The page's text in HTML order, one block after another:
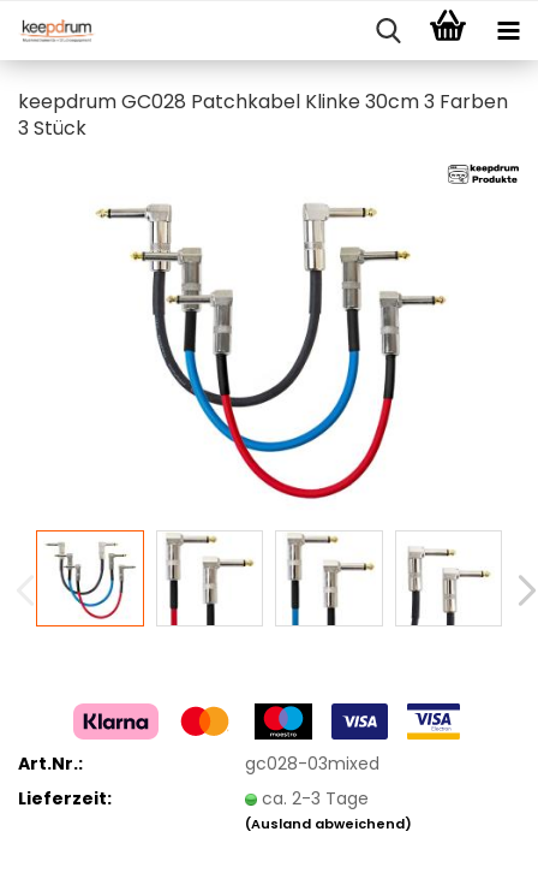
keepdrum GC028 Patchkabel Klinke 30cm 3 Farben
3 Stück
Art.Nr.:
gc028-03mixed
Lieferzeit:
ca. 2-3 Tage
(Ausland abweichend)